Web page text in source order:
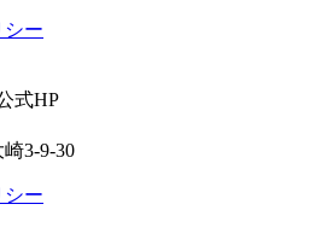
シー
3-9-30
シー